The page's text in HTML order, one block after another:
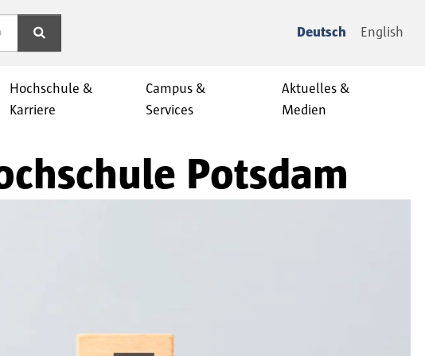
search Deutsch English
Hochschule &
Karriere
Campus &
Services
Aktuelles &
Medien
Potsdam